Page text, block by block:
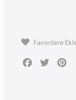
Favorilere
Facebook
Twitter